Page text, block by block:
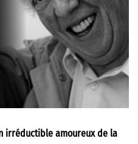
irréductible amoureux de la